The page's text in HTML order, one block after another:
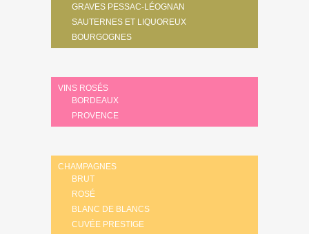
GRAVES PESSAC-LÉOGNAN
SAUTERNES ET LIQUOREUX
BOURGOGNES
VINS ROSÉS
BORDEAUX
PROVENCE
CHAMPAGNES
BRUT
ROSÉ
BLANC DE BLANCS
CUVÉE PRESTIGE